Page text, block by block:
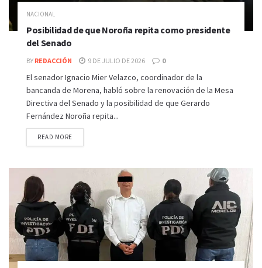
NACIONAL
Posibilidad de que Noroña repita como presidente
del Senado
BY REDACCIÓN 9 DE JULIO DE 2026 0
El senador Ignacio Mier Velazco, coordinador de la
bancanda de Morena, habló sobre la renovación de la Mesa
Directiva del Senado y la posibilidad de que Gerardo
Fernández Noroña repita...
READ MORE